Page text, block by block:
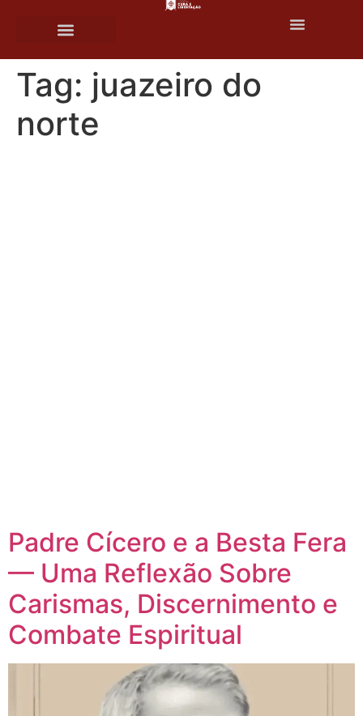
Tag: juazeiro do
norte
Padre Cícero e a Besta Fera
— Uma Reflexão Sobre
Carismas, Discernimento e
Combate Espiritual